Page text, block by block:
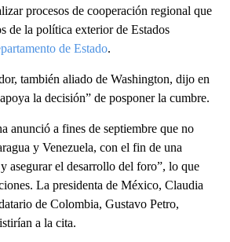
procesos de cooperación regional que
de la política exterior de Estados
de Estado.
también aliado de Washington, dijo en
la decisión” de posponer la cumbre.
anunció a fines de septiembre que no
y Venezuela, con el fin de una
asegurar el desarrollo del foro”, lo que
La presidenta de México, Claudia
de Colombia, Gustavo Petro,
a la cita.